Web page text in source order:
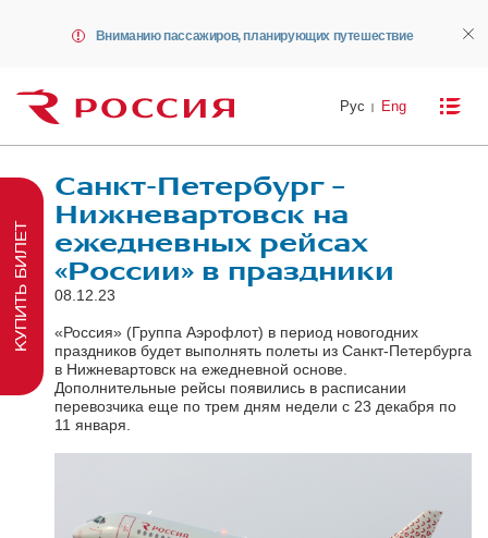
Вниманию пассажиров, планирующих путешествие
Рус Eng
Санкт-Петербург –
Нижневартовск на
ежедневных рейсах
«России» в праздники
08.12.23
«Россия» (Группа Аэрофлот) в период новогодних
праздников будет выполнять полеты из Санкт-Петербурга
в Нижневартовск на ежедневной основе.
Дополнительные рейсы появились в расписании
перевозчика еще по трем дням недели с 23 декабря по
11 января.
КУПИТЬ БИЛЕТ